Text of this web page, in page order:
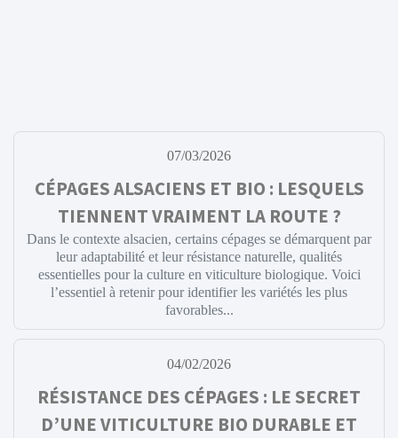
07/03/2026
CÉPAGES ALSACIENS ET BIO : LESQUELS
TIENNENT VRAIMENT LA ROUTE ?
Dans le contexte alsacien, certains cépages se démarquent par
leur adaptabilité et leur résistance naturelle, qualités
essentielles pour la culture en viticulture biologique. Voici
l’essentiel à retenir pour identifier les variétés les plus
favorables...
04/02/2026
RÉSISTANCE DES CÉPAGES : LE SECRET
D’UNE VITICULTURE BIO DURABLE ET